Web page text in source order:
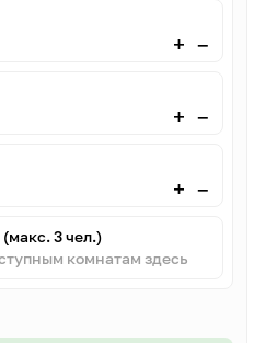
+ –
+ –
+ –
3 чел.)
комнатам здесь